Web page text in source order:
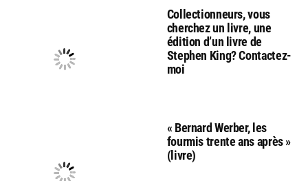
Collectionneurs, vous
cherchez un livre, une
édition d’un livre de
Stephen King? Contactez-
moi
« Bernard Werber, les
fourmis trente ans après »
(livre)